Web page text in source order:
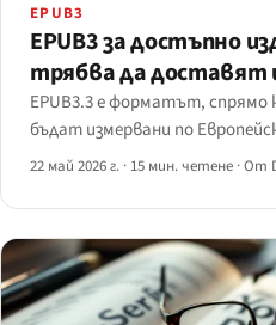
EPUB3
EPUB3 за достъпно
трябва да доставят
EPUB3.3 е форматът,
бъдат измервани по
22 май 2026 г. · 15 мин. четене ·От